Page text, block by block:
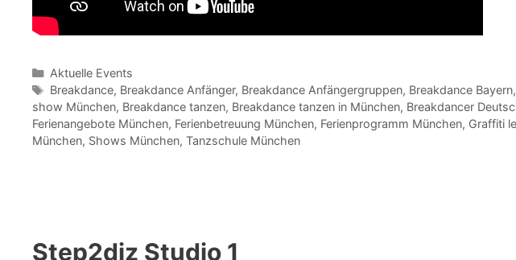
Kategorien
Aktuelle Events
Schlagwörter
Breakdance, Breakdance Anfänger, Breakdance Anfängergruppen, Breakdance Bayern,
show München, Breakdance tanzen, Breakdance tanzen in München, Breakdancer
Ferienangebote München, Ferienbetreuung München, Ferienprogramm München, Graffiti
München, Shows München, Tanzschule München
Step2diz Studio 1